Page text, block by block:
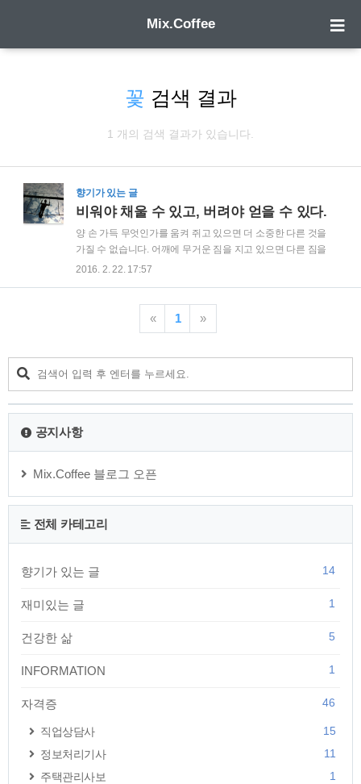
Mix.Coffee
꽃 검색 결과
1 개의 검색 결과가 있습니다.
향기가 있는 글
비워야 채울 수 있고, 버려야 얻을 수 있다.
양 손 가득 무엇인가를 움켜 쥐고 있으면 더 소중한 다른 것을
가질 수 없습니다. 어깨에 무거운 짐을 지고 있으면 다른 짐을
짊어질 수 없습니다. 무엇인가를 채우기 위해서는 먼저 비워야
야 합니다. 우리는 비우지도 버리지도 아무것도 포기하지 않으
면서 더 많은 것을 얻으려고만 합니다.그래서 우리는 매번 아무
를 맺을 수 있습니다. 우리는 현실에 안주하고 새로운 도전을 꺼
려 합니다.하지만 현실에 만족하고 더 큰 목표를 세우지 않는다
면 우리는 발전 없이 계속 현재의 삶..
2016. 2. 22. 17:57
« 1 »
공지사항
Mix.Coffee 블로그 오픈
전체 카테고리
향기가 있는 글 14
재미있는 글 1
건강한 삶 5
INFORMATION 1
자격증 46
직업상담사
15
정보처리기사
11
주택관리사보
1